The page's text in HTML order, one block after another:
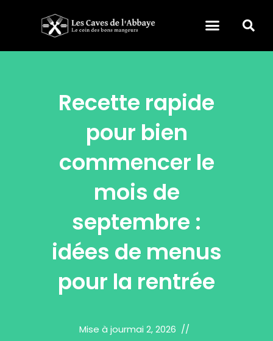
Recette rapide
pour bien
commencer le
mois de
septembre :
idées de menus
pour la rentrée
Mise à jourmai 2, 2026